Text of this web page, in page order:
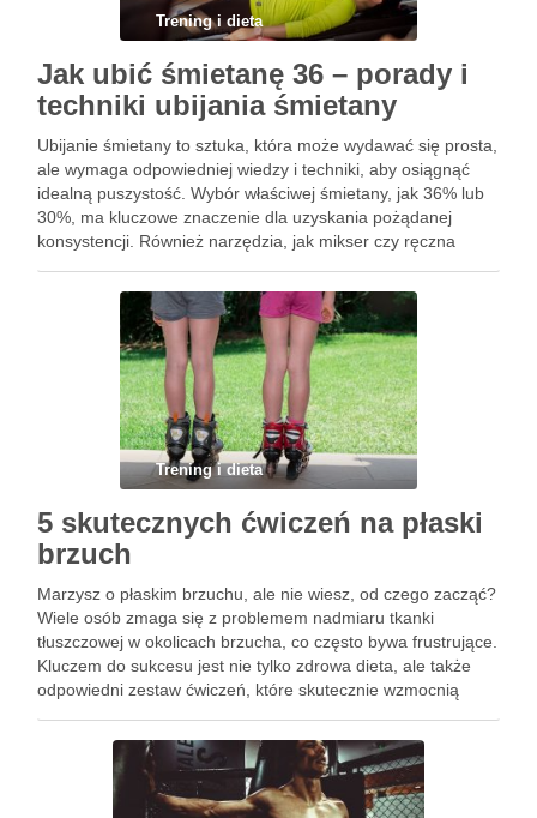
Trening i dieta
Jak ubić śmietanę 36 – porady i
techniki ubijania śmietany
Ubijanie śmietany to sztuka, która może wydawać się prosta,
ale wymaga odpowiedniej wiedzy i techniki, aby osiągnąć
idealną puszystość. Wybór właściwej śmietany, jak 36% lub
30%, ma kluczowe znaczenie dla uzyskania pożądanej
konsystencji. Również narzędzia, jak mikser czy ręczna
najważniejsza jest technika – od …
Trening i dieta
5 skutecznych ćwiczeń na płaski
brzuch
Marzysz o płaskim brzuchu, ale nie wiesz, od czego zacząć?
Wiele osób zmaga się z problemem nadmiaru tkanki
tłuszczowej w okolicach brzucha, co często bywa frustrujące.
Kluczem do sukcesu jest nie tylko zdrowa dieta, ale także
odpowiedni zestaw ćwiczeń, które skutecznie wzmocnią